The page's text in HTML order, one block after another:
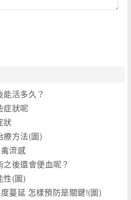
活多久？
症狀呢
狀
療方法(圖)
流感
後還會便血呢？
性(圖)
蔓延 怎樣預防是關鍵!(圖)